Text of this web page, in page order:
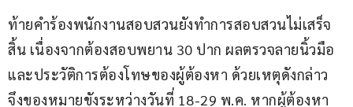
ท้ายคำร้องพนักงานสอบสวนยังทำการสอบสวนไม่เสร็จ
สิ้น เนื่องจากต้องสอบพยาน 30 ปาก ผลตรวจลายนิ้วมือ
และประวัติการต้องโทษของผู้ต้องหา ด้วยเหตุดังกล่าว
จึงของหมายขังระหว่างวันที่ 18-29 พ.ค. หากผู้ต้องหา